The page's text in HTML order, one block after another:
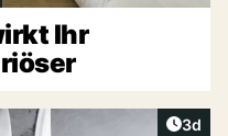
Ihr
3d